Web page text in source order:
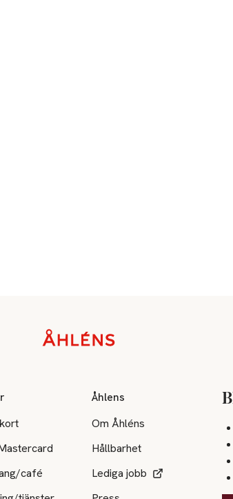
café
Åhlens
Om Åhléns
Hållbarhet
Lediga jobb